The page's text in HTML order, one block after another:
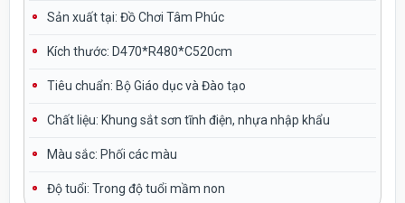
Sản xuất tại: Đồ Chơi Tâm Phúc
Kích thước: D470*R480*C520cm
Tiêu chuẩn: Bộ Giáo dục và Đào tạo
Chất liệu: Khung sắt sơn tĩnh điện, nhựa nhập khẩu
Màu sắc: Phối các màu
Độ tuổi: Trong độ tuổi mầm non